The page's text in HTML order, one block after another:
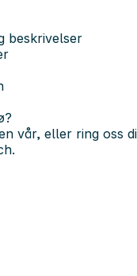
beskrivelser
vår, eller ring oss